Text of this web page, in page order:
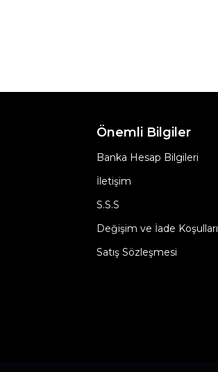
Önemli Bilgiler
Banka Hesap Bilgileri
İletişim
S.S.S
Değişim ve İade Koşulları
Satış Sözleşmesi